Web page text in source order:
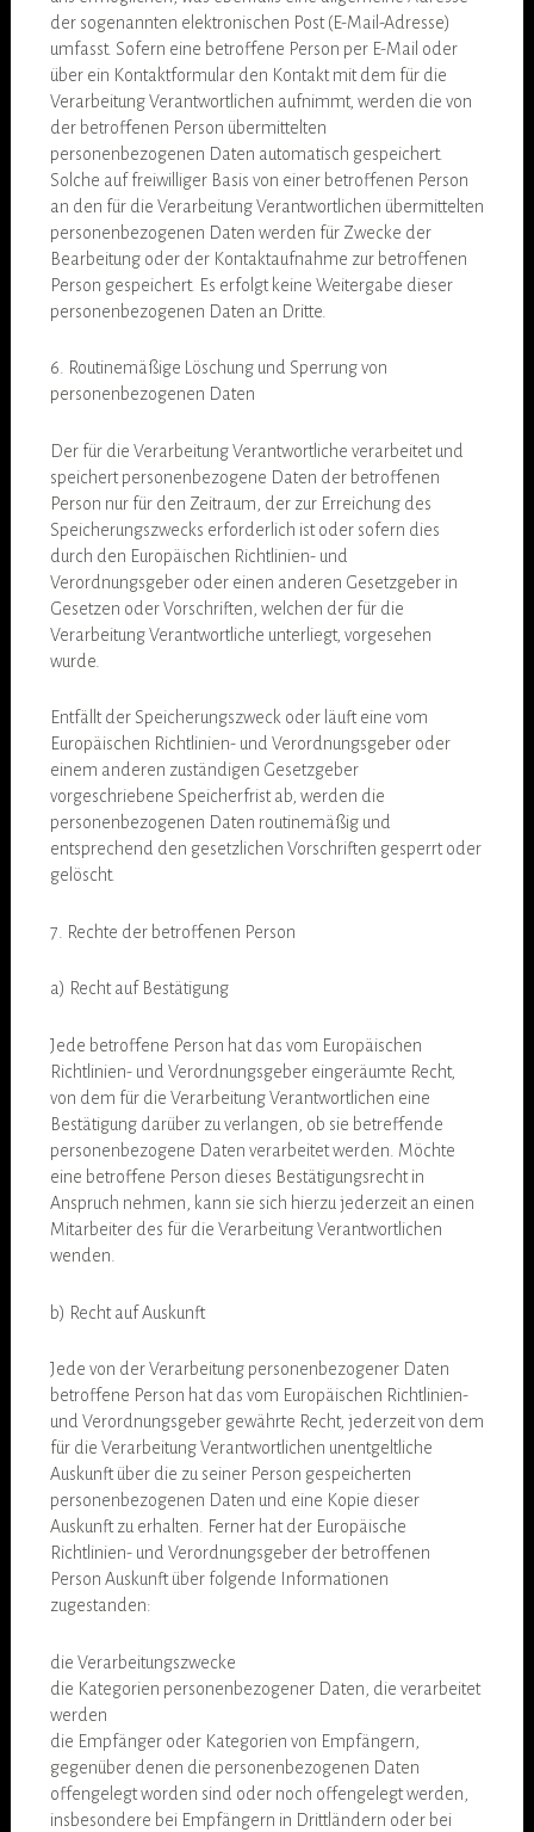
der sogenannten elektronischen Post (E-Mail-Adresse)
umfasst. Sofern eine betroffene Person per E-Mail oder
über ein Kontaktformular den Kontakt mit dem für die
Verarbeitung Verantwortlichen aufnimmt, werden die von
der betroffenen Person übermittelten
personenbezogenen Daten automatisch gespeichert.
Solche auf freiwilliger Basis von einer betroffenen Person
an den für die Verarbeitung Verantwortlichen übermittelten
personenbezogenen Daten werden für Zwecke der
Bearbeitung oder der Kontaktaufnahme zur betroffenen
Person gespeichert. Es erfolgt keine Weitergabe dieser
personenbezogenen Daten an Dritte.
6. Routinemäßige Löschung und Sperrung von
personenbezogenen Daten
Der für die Verarbeitung Verantwortliche verarbeitet und
speichert personenbezogene Daten der betroffenen
Person nur für den Zeitraum, der zur Erreichung des
Speicherungszwecks erforderlich ist oder sofern dies
durch den Europäischen Richtlinien- und
Verordnungsgeber oder einen anderen Gesetzgeber in
Gesetzen oder Vorschriften, welchen der für die
Verarbeitung Verantwortliche unterliegt, vorgesehen
wurde.
Entfällt der Speicherungszweck oder läuft eine vom
Europäischen Richtlinien- und Verordnungsgeber oder
einem anderen zuständigen Gesetzgeber
vorgeschriebene Speicherfrist ab, werden die
personenbezogenen Daten routinemäßig und
entsprechend den gesetzlichen Vorschriften gesperrt oder
gelöscht.
7. Rechte der betroffenen Person
a) Recht auf Bestätigung
Jede betroffene Person hat das vom Europäischen
Richtlinien- und Verordnungsgeber eingeräumte Recht,
von dem für die Verarbeitung Verantwortlichen eine
Bestätigung darüber zu verlangen, ob sie betreffende
personenbezogene Daten verarbeitet werden. Möchte
eine betroffene Person dieses Bestätigungsrecht in
Anspruch nehmen, kann sie sich hierzu jederzeit an einen
Mitarbeiter des für die Verarbeitung Verantwortlichen
wenden.
b) Recht auf Auskunft
Jede von der Verarbeitung personenbezogener Daten
betroffene Person hat das vom Europäischen Richtlinien-
und Verordnungsgeber gewährte Recht, jederzeit von dem
für die Verarbeitung Verantwortlichen unentgeltliche
Auskunft über die zu seiner Person gespeicherten
personenbezogenen Daten und eine Kopie dieser
Auskunft zu erhalten. Ferner hat der Europäische
Richtlinien- und Verordnungsgeber der betroffenen
Person Auskunft über folgende Informationen
zugestanden:
die Verarbeitungszwecke
die Kategorien personenbezogener Daten, die verarbeitet
werden
die Empfänger oder Kategorien von Empfängern,
gegenüber denen die personenbezogenen Daten
offengelegt worden sind oder noch offengelegt werden,
insbesondere bei Empfängern in Drittländern oder bei